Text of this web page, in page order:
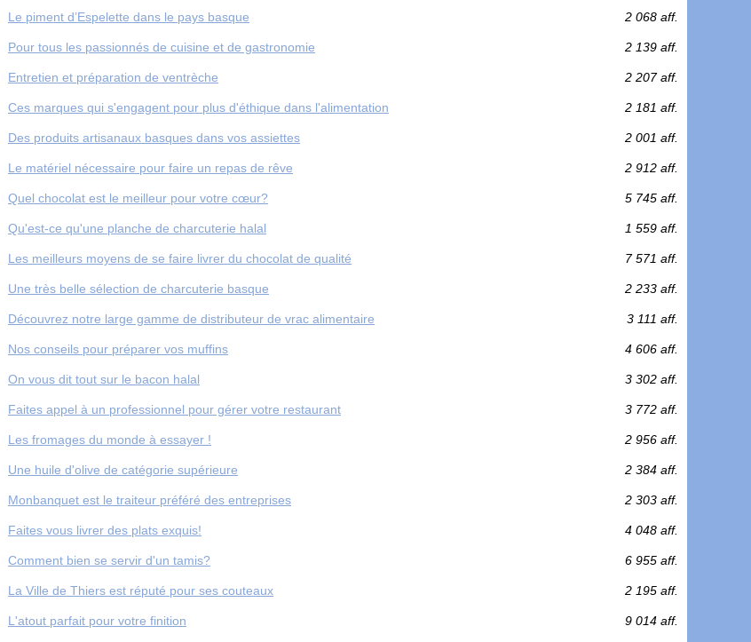
Le piment d’Espelette dans le pays basque 2 068 aff.
Pour tous les passionnés de cuisine et de gastronomie 2 139 aff.
Entretien et préparation de ventrèche 2 207 aff.
Ces marques qui s'engagent pour plus d'éthique dans l'alimentation 2 181 aff.
Des produits artisanaux basques dans vos assiettes 2 001 aff.
Le matériel nécessaire pour faire un repas de rêve 2 912 aff.
Quel chocolat est le meilleur pour votre cœur? 5 745 aff.
Qu'est-ce qu'une planche de charcuterie halal 1 559 aff.
Les meilleurs moyens de se faire livrer du chocolat de qualité 7 571 aff.
Une très belle sélection de charcuterie basque 2 233 aff.
Découvrez notre large gamme de distributeur de vrac alimentaire 3 111 aff.
Nos conseils pour préparer vos muffins 4 606 aff.
On vous dit tout sur le bacon halal 3 302 aff.
Faites appel à un professionnel pour gérer votre restaurant 3 772 aff.
Les fromages du monde à essayer ! 2 956 aff.
Une huile d'olive de catégorie supérieure 2 384 aff.
Monbanquet est le traiteur préféré des entreprises 2 303 aff.
Faites vous livrer des plats exquis! 4 048 aff.
Comment bien se servir d'un tamis? 6 955 aff.
La Ville de Thiers est réputé pour ses couteaux 2 195 aff.
L'atout parfait pour votre finition 9 014 aff.